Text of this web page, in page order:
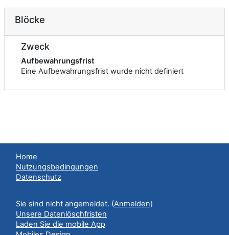
Blöcke
Zweck
Aufbewahrungsfrist
Eine Aufbewahrungsfrist wurde nicht definiert
Home
Nutzungsbedingungen
Datenschutz
Sie sind nicht angemeldet. (Anmelden)
Unsere Datenlöschfristen
Laden Sie die mobile App